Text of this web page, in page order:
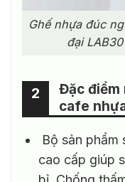
Ghế nhựa đúc
đại
Đặc điểm
cafe
3
2
Bộ sản phẩm
cao cấp giúp